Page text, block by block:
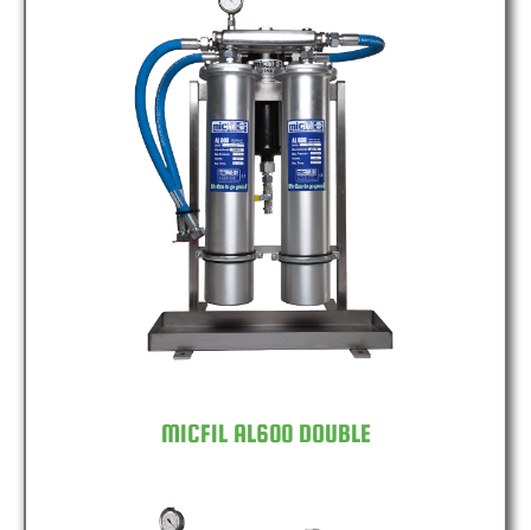
MICFIL AL600 DOUBLE
MICFIL AL600 DOUBLE